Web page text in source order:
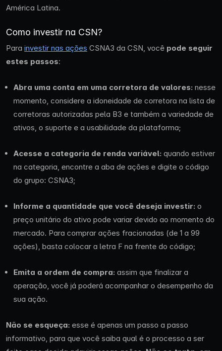
América Latina.
Como investir na CSN?
Para investir nas ações CSNA3 da CSN, você pode seguir
estes passos:
Abra uma conta em uma corretora de valores: nesse
momento, considere a idoneidade de corretora na lista de
corretoras autorizadas pela B3 e também a variedade de
ativos, o suporte e a usabilidade da plataforma;
Acesse a categoria de renda variável: quando estiver
na categoria, encontre a aba de ações e digite o código
do grupo: CSNA3;
Informe a quantidade que você deseja investir: o
preço unitário do ativo pode variar devido ao momento do
mercado. Para comprar ações fracionadas (de 1 a 99
ações), basta colocar a letra F na frente do código;
Emita a ordem de compra: assim que finalizar a
operação, você já poderá acompanhar o desempenho da
sua ação.
Não se esqueça: esse é apenas um passo a passo
informativo, para que você saiba qual é o processo a ser